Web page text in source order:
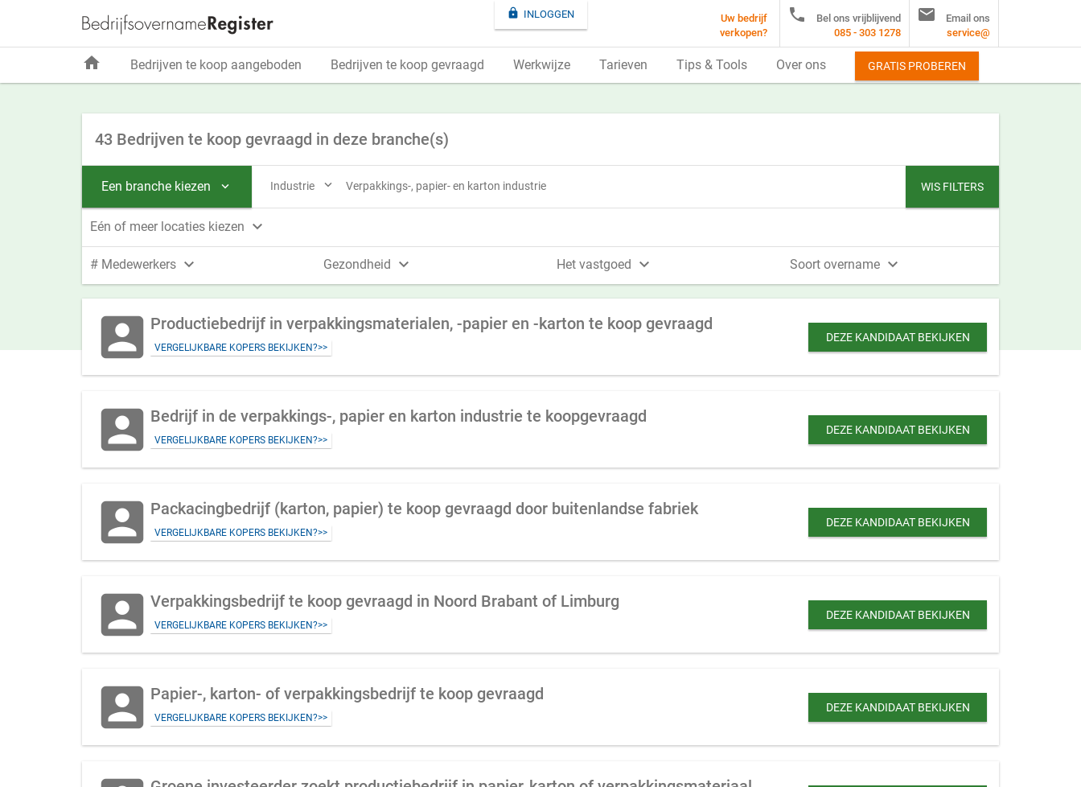
43 Bedrijven te koop gevraagd in deze branche(s)
Een branche kiezen  Industrie  Verpakkings-, papier- en karton industrie
Eén of meer locaties kiezen 
# Medewerkers  Gezondheid  Het vastgoed  Soort overname 
WIS FILTERS
account_box Productiebedrijf in verpakkingsmaterialen, -papier en -karton te koop gevraagd
VERGELIJKBARE KOPERS BEKIJKEN?>>
DEZE KANDIDAAT BEKIJKEN
account_box Bedrijf in de verpakkings-, papier en karton industrie te koopgevraagd
VERGELIJKBARE KOPERS BEKIJKEN?>>
DEZE KANDIDAAT BEKIJKEN
account_box Packacingbedrijf (karton, papier) te koop gevraagd door buitenlandse fabriek
VERGELIJKBARE KOPERS BEKIJKEN?>>
DEZE KANDIDAAT BEKIJKEN
account_box Verpakkingsbedrijf te koop gevraagd in Noord Brabant of Limburg
VERGELIJKBARE KOPERS BEKIJKEN?>>
DEZE KANDIDAAT BEKIJKEN
account_box Papier-, karton- of verpakkingsbedrijf te koop gevraagd
VERGELIJKBARE KOPERS BEKIJKEN?>>
DEZE KANDIDAAT BEKIJKEN
 INLOGGEN
Uw bedrijf
verkopen?

Bel ons vrijblijvend
085 - 303 1278

Email ons
service@
home Bedrijven te koop aangeboden Bedrijven te koop gevraagd Werkwijze Tarieven Tips & Tools Over ons GRATIS PROBEREN